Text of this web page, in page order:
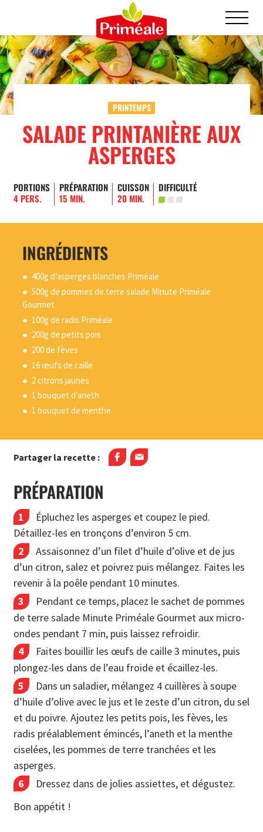
PRINTEMPS
SALADE PRINTANIÈRE AUX
ASPERGES
PORTIONS
4 PERS.
PRÉPARATION
15 MIN.
CUISSON
20 MIN.
DIFFICULTÉ
INGRÉDIENTS
400g d’asperges blanches Priméale
500g de pommes de terre salade Minute Priméale
Gourmet
100g de radis Priméale
200g de petits pois
200 de fèves
16 œufs de caille
2 citrons jaunes
1 bouquet d’aneth
1 bouquet de menthe
Partager la recette :
PRÉPARATION
Épluchez les asperges et coupez le pied.
Détaillez-les en tronçons d’environ 5 cm.
Assaisonnez d’un filet d’huile d’olive et de jus
d’un citron, salez et poivrez puis mélangez. Faites les
revenir à la poêle pendant 10 minutes.
Pendant ce temps, placez le sachet de pommes
de terre salade Minute Priméale Gourmet aux micro-
ondes pendant 7 min, puis laissez refroidir.
Faites bouillir les œufs de caille 3 minutes, puis
plongez-les dans de l’eau froide et écaillez-les.
Dans un saladier, mélangez 4 cuillères à soupe
d’huile d’olive avec le jus et le zeste d’un citron, du sel
et du poivre. Ajoutez les petits pois, les fèves, les
radis préalablement émincés, l’aneth et la menthe
ciselées, les pommes de terre tranchées et les
asperges.
Dressez dans de jolies assiettes, et dégustez.
Bon appétit !